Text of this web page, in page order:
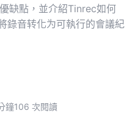
缺點，並介紹Tinrec如何
錄音转化为可執行的會議紀
鐘106 次閱讀